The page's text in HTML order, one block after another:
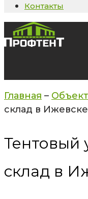
Контакты
Главная –
склад в Ижевске
Тентовый
склад в